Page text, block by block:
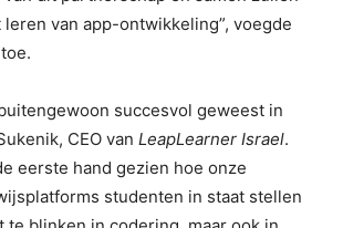
van app-ontwikkeling”, voegde
succesvol geweest in
CEO van LeapLearner Israel.
eerste hand gezien hoe onze
studenten in staat stellen